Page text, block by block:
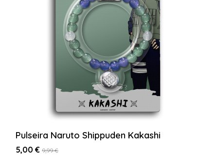
Pulseira Naruto Shippuden Kakashi
5,00 € 9,99 €